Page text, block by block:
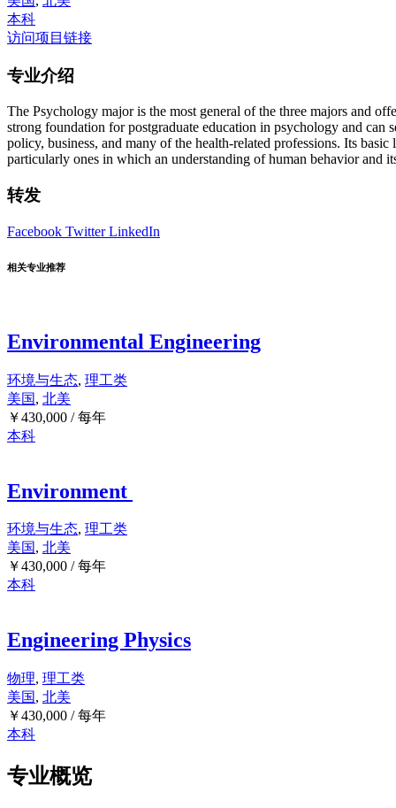
本科
访问项目链接
专业介绍
The Psychology major is the most general of the three majors and
strong foundation for postgraduate education in psychology and
policy, business, and many of the health-related professions. Its
particularly ones in which an understanding of human behavior and
转发
Facebook TwitterLinkedIn
相关专业推荐
Environmental Engineering
环境与生态, 理工类
美国, 北美
￥430,000 / 每年
本科
Environment
环境与生态, 理工类
美国, 北美
￥430,000 / 每年
本科
Engineering Physics
物理, 理工类
美国, 北美
￥430,000 / 每年
本科
专业概览